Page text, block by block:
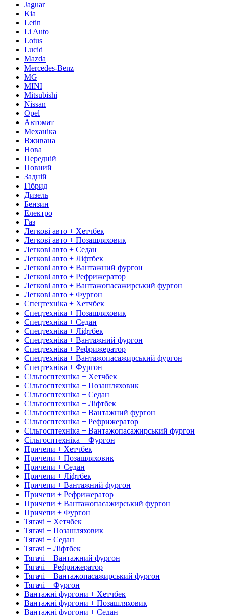
Jaguar
Kia
Letin
Li Auto
Lotus
Lucid
Mazda
Mercedes-Benz
MG
MINI
Mitsubishi
Nissan
Opel
Автомат
Механіка
Вживана
Нова
Передній
Повний
Задній
Гібрид
Дизель
Бензин
Електро
Газ
Легкові авто + Хетчбек
Легкові авто + Позашляховик
Легкові авто + Седан
Легкові авто + Ліфтбек
Легкові авто + Вантажний фургон
Легкові авто + Рефрижератор
Легкові авто + Вантажопасажирський фургон
Легкові авто + Фургон
Спецтехніка + Хетчбек
Спецтехніка + Позашляховик
Спецтехніка + Седан
Спецтехніка + Ліфтбек
Спецтехніка + Вантажний фургон
Спецтехніка + Рефрижератор
Спецтехніка + Вантажопасажирський фургон
Спецтехніка + Фургон
Сільгосптехніка + Хетчбек
Сільгосптехніка + Позашляховик
Сільгосптехніка + Седан
Сільгосптехніка + Ліфтбек
Сільгосптехніка + Вантажний фургон
Сільгосптехніка + Рефрижератор
Сільгосптехніка + Вантажопасажирський фургон
Сільгосптехніка + Фургон
Причепи + Хетчбек
Причепи + Позашляховик
Причепи + Седан
Причепи + Ліфтбек
Причепи + Вантажний фургон
Причепи + Рефрижератор
Причепи + Вантажопасажирський фургон
Причепи + Фургон
Тягачі + Хетчбек
Тягачі + Позашляховик
Тягачі + Седан
Тягачі + Ліфтбек
Тягачі + Вантажний фургон
Тягачі + Рефрижератор
Тягачі + Вантажопасажирський фургон
Тягачі + Фургон
Вантажні фургони + Хетчбек
Вантажні фургони + Позашляховик
Вантажні фургони + Седан